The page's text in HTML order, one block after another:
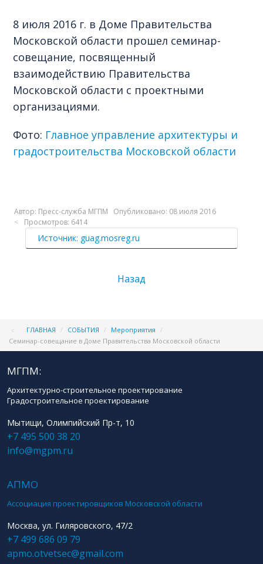
8 июля 2016 г. в Доме Правительства
Московской области прошел семинар-
совещание, посвященный
взаимодействию Правительства
Московской области с проектными
организациями.
Фото: Главное управление архитектуры и
градостроительства Московской области
Автор: Пресс-служба МГПМ
Опубликовано: 08 июля 2016
Просмотров: 6414
Источник: guag.mosreg.ru
Назад
ГЛАВНАЯ / СОБЫТИЯ / Мероприятия
/
Семинар-совещание в Доме Правительства Московской области
МГПМ:
Архитектурно-строительное проектирование
Градостроительное проектирование
Мытищи, Олимпийский Пр-т, 10
+7 495 500 38 20
info@mgpm.ru
АПМО
Ассоциация проектировщиков Московской области
Москва, ул. Гиляровского, 47/2
+7 499 686 09 79
apmo.otvetsec@gmail.com